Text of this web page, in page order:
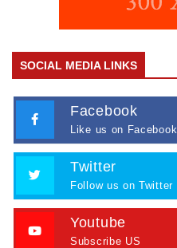
SOCIAL MEDIA LINKS
Facebook
Like us on Facebook
Twitter
Follow us on Twitter
Youtube
Subscribe US